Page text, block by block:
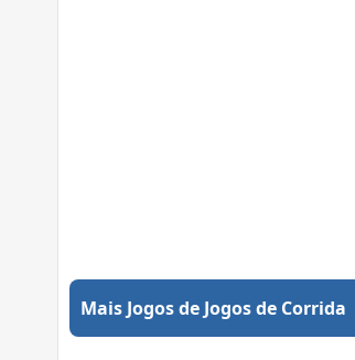
Mais Jogos de Jogos de Corrida